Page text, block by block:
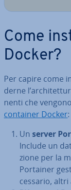
Come
Docker?
Per capire come
der­ne
nen­ti che
container Docker:
Un server
Include un
zio­ne per la
Portainer
ces­sa­rio,